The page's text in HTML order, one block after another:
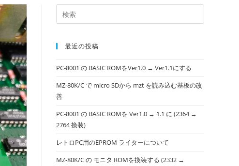
最近の投稿
PC-8001 の BASIC ROMをVer1.0 → Ver1.1にする
MZ-80K/C で micro SDから mzt を読み込む基板の改
善
PC-8001 の BASIC ROMを Ver1.0 → 1.1 に (2364 →
2764 換装)
レトロPC用のEPROM ライターについて
MZ-80K/C の モニタ ROMを換装する (2332 →